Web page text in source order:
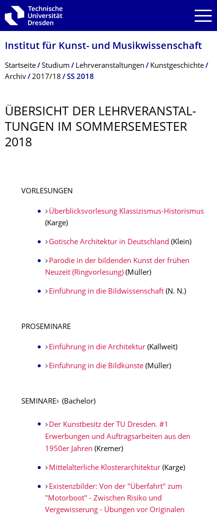
Zur Hauptnavigation springen
Zur Suche springen
Zum Inhalt springen
Institut für Kunst- und Musikwissenschaft
Breadcrumb-Menü
Startseite Studium Lehrveranstaltungen
Kunstgeschichte
Archiv
2017/18 SS 2018
ÜBERSICHT DER LEHRVERANSTAL­
TUNGEN IM SOMMERSEMESTER
2018
VORLESUNGEN
Überblicksvorlesung Klassizismus-Historismus
(Karge)
Gotische Architektur in Deutschland (Klein)
Parodie in der bildenden Kunst der frühen
Neuzeit (Ringvorlesung) (Müller)
Einführung in die Bildwissenschaft(N. N.)
PROSEMINARE
Einführung in die Architektur(Kallweit)
Einführung in die Bildkünste(Müller)
SEMINARE (Bachelor)
Der Kunstbesitz der TU Dresden. #1
Erwerbungen und Auftragsarbeiten aus den
1950er Jahren (Kremer)
Mittelalterliche Klosterarchitektur (Karge)
Existenzbilder: Von der "Überfahrt" zum
"Motorboot" - Zwischen Risiko und
Vergewisserung - Übungen vor Originalen